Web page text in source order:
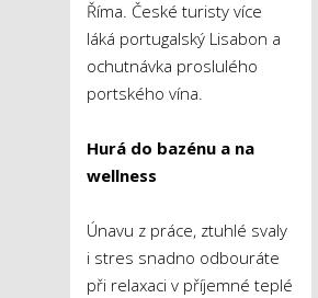
Říma. České turisty více
láká portugalský Lisabon a
ochutnávka proslulého
portského vína.
Hurá do bazénu a na
wellness
Únavu z práce, ztuhlé svaly
i stres snadno odbouráte
při relaxaci v příjemné teplé